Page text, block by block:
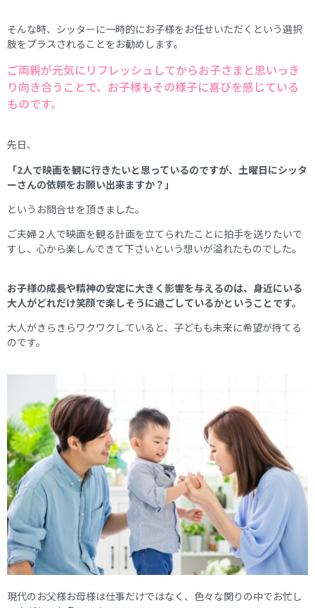
そんな時、シッターに一時的にお子様をお任せいただくという選択
肢をプラスされることをお勧めします。
ご両親が元気にリフレッシュしてからお子さまと思いっき
り向き合うことで、お子様もその様子に喜びを感じている
ものです。
先日、
「2人で映画を観に行きたいと思っているのですが、土曜日にシッタ
ーさんの依頼をお願い出来ますか？」
というお問合せを頂きました。
ご夫婦２人で映画を観る計画を立てられたことに拍手を送りたいで
すし、心から楽しんできて下さいという想いが溢れたものでした。
お子様の成長や精神の安定に大きく影響を与えるのは、身近にいる
大人がどれだけ笑顔で楽しそうに過ごしているかということです。
大人がきらきらワクワクしていると、子どもも未来に希望が持てる
のです。
現代のお父様お母様は仕事だけではなく、色々な関りの中でお忙し